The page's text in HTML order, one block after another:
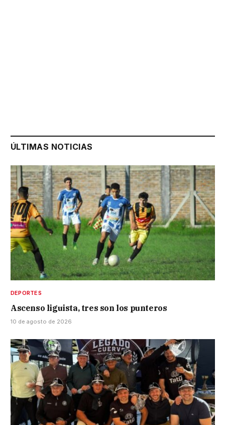
ÚLTIMAS NOTICIAS
DEPORTES
Ascenso liguista, tres son los punteros
10 de agosto de 2026